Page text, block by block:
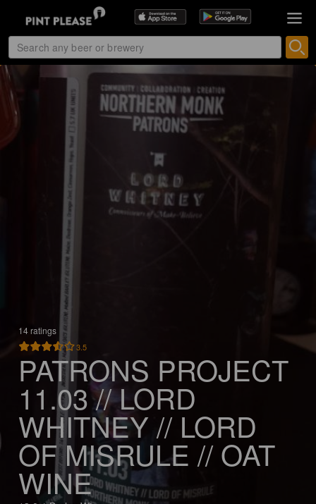
14 ratings
3.5
PATRONS PROJECT
11.03 // LORD
WHITNEY // LORD
OF MISRULE // OAT
WINE